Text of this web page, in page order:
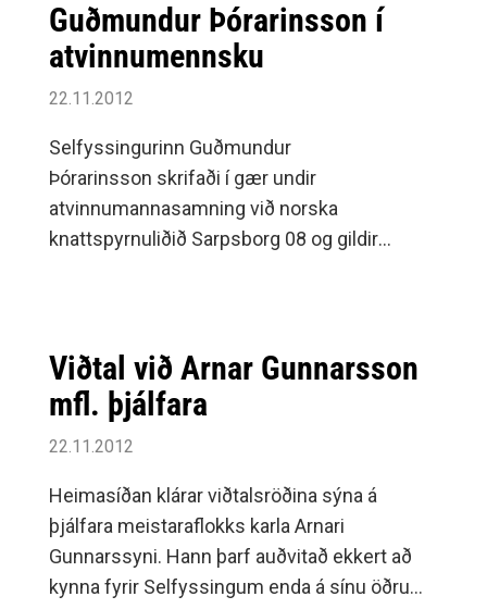
Guðmundur Þórarinsson í
atvinnumennsku
22.11.2012
Selfyssingurinn Guðmundur
Þórarinsson skrifaði í gær undir
atvinnumannasamning við norska
knattspyrnuliðið Sarpsborg 08 og gildir
Viðtal við Arnar Gunnarsson
mfl. þjálfara
22.11.2012
Heimasíðan klárar viðtalsröðina sýna á
þjálfara meistaraflokks karla Arnari
Gunnarssyni. Hann þarf auðvitað ekkert að
kynna fyrir Selfyssingum enda á sínu öðru